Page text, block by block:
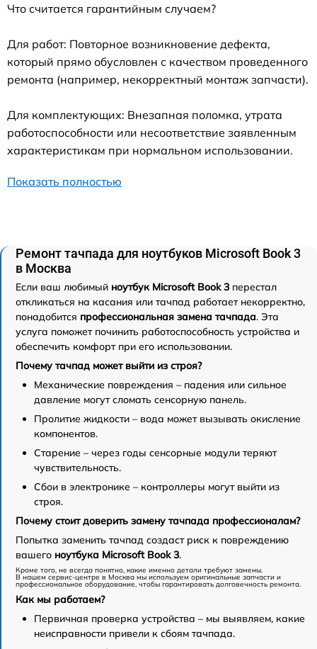
Что считается гарантийным случаем?
Для работ: Повторное возникновение дефекта,
который прямо обусловлен с качеством проведенного
ремонта (например, некорректный монтаж запчасти).
Для комплектующих: Внезапная поломка, утрата
работоспособности или несоответствие заявленным
характеристикам при нормальном использовании.
Показать полностью
Ремонт тачпада для ноутбуков Microsoft Book 3
в Москва
Если ваш любимый ноутбук Microsoft Book 3 перестал
откликаться на касания или тачпад работает некорректно,
понадобится профессиональная замена тачпада. Эта
услуга поможет починить работоспособность устройства и
обеспечить комфорт при его использовании.
Почему тачпад может выйти из строя?
Механические повреждения – падения или сильное
давление могут сломать сенсорную панель.
Пролитие жидкости – вода может вызывать окисление
компонентов.
Старение – через годы сенсорные модули теряют
чувствительность.
Сбои в электронике – контроллеры могут выйти из
строя.
Почему стоит доверить замену тачпада профессионалам?
Попытка заменить тачпад создаст риск к повреждению
вашего ноутбука Microsoft Book 3.
Кроме того, не всегда понятно, какие именно детали требуют замены.
В нашем сервис-центре в Москва мы используем оригинальные запчасти и
профессиональное оборудование, чтобы гарантировать долговечность ремонта.
Как мы работаем?
Первичная проверка устройства – мы выявляем, какие
неисправности привели к сбоям тачпада.